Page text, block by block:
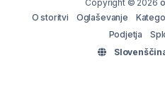
Copyright © 2026
O storitvi
Oglaševanje
Podjetja